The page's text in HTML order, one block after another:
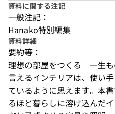
資料に関する注記
一般注記：
Hanako特別編集
資料詳細
要約等：
理想の部屋をつくる　一生
言えるインテリアは、使い
ているように思えます。本
るほど暮らしに溶け込んだ